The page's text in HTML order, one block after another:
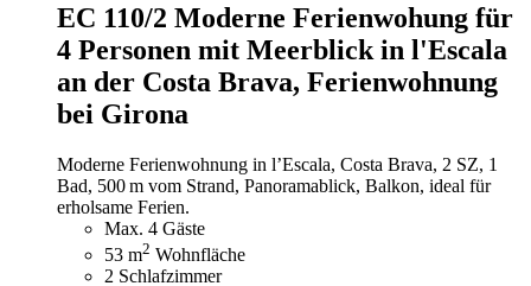
EC 110/2 Moderne Ferienwohung für
4 Personen mit Meerblick in l'Escala
an der Costa Brava, Ferienwohnung
bei Girona
Moderne Ferienwohnung in l’Escala, Costa Brava, 2 SZ, 1
Bad, 500 m vom Strand, Panoramablick, Balkon, ideal für
erholsame Ferien.
Max. 4 Gäste
53 m2 Wohnfläche
2 Schlafzimmer